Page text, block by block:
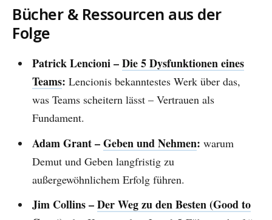
Bücher & Ressourcen aus der
Folge
Patrick Lencioni –Die 5 Dysfunktionen eines
Teams: Lencionis bekanntestes Werk über das,
was Teams scheitern lässt – Vertrauen als
Fundament.
Adam Grant –Geben und Nehmen: warum
Demut und Geben langfristig zu
außergewöhnlichem Erfolg führen.
Jim Collins –Der Weg zu den Besten (Good to